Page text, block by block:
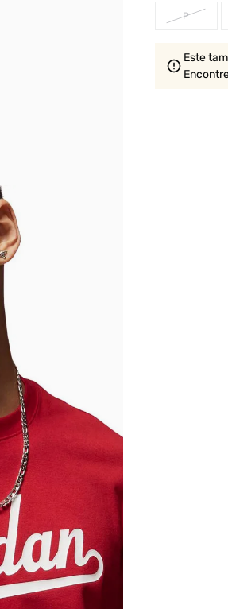
P
Este